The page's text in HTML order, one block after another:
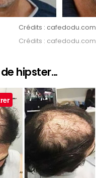
Crédits : cafedodu.com
Crédits : cafedodu.com
hipster…